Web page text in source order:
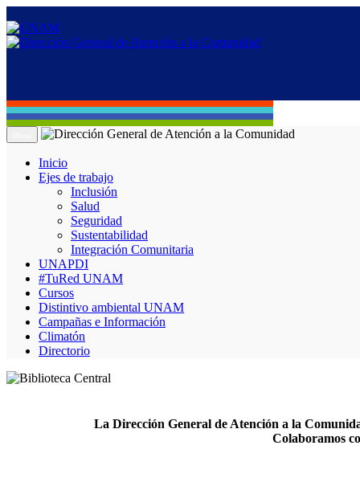
Inicio
Ejes de trabajo
Inclusión
Salud
Seguridad
Sustentabilidad
Integración Comunitaria
UNAPDI
#TuRed UNAM
Cursos
Distintivo ambiental UNAM
Campañas e Información
Climatón
Directorio
La Dirección General de Atención a la
Colaboramos